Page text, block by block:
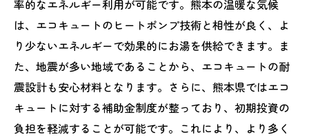
率的なエネルギー利用が可能です。熊本の温暖な気候
は、エコキュートのヒートポンプ技術と相性が良く、よ
り少ないエネルギーで効果的にお湯を供給できます。ま
た、地震が多い地域であることから、エコキュートの耐
震設計も安心材料となります。さらに、熊本県ではエコ
キュートに対する補助金制度が整っており、初期投資の
負担を軽減することが可能です。これにより、より多く